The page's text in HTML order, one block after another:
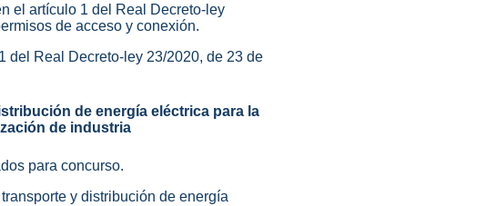
el artículo 1 del Real Decreto-ley
de acceso y conexión.
del Real Decreto-ley 23/2020, de 23 de
de energía eléctrica para la
de industria
para concurso.
y distribución de energía